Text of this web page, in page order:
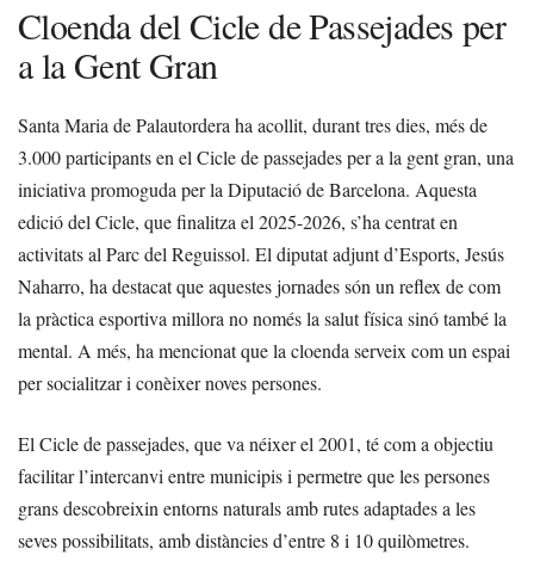
Cloenda del Cicle de Passejades per
a la Gent Gran
Santa Maria de Palautordera ha acollit, durant tres dies, més de
3.000 participants en el Cicle de passejades per a la gent gran, una
iniciativa promoguda per la Diputació de Barcelona. Aquesta
edició del Cicle, que finalitza el 2025-2026, s’ha centrat en
activitats al Parc del Reguissol. El diputat adjunt d’Esports, Jesús
Naharro, ha destacat que aquestes jornades són un reflex de com
la pràctica esportiva millora no només la salut física sinó també la
mental. A més, ha mencionat que la cloenda serveix com un espai
per socialitzar i conèixer noves persones.
El Cicle de passejades, que va néixer el 2001, té com a objectiu
facilitar l’intercanvi entre municipis i permetre que les persones
grans descobreixin entorns naturals amb rutes adaptades a les
seves possibilitats, amb distàncies d’entre 8 i 10 quilòmetres.